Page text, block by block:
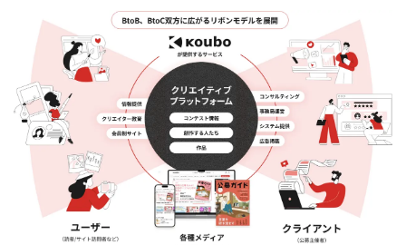
事例紹介
事務局アウトソーシング
マーケットデータ
コンテスト情報及びプレゼン
ト情報を「Koubo」に無料で
紹介させていただきます
無料掲載お申し込み